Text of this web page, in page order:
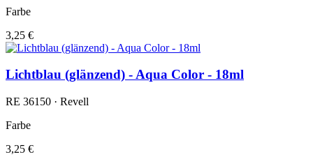
Farbe
3,25 €
Lichtblau (glänzend) - Aqua Color - 18ml
RE 36150 · Revell
Farbe
3,25 €